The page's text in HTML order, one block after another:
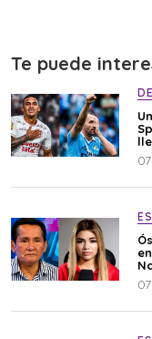
Te puede